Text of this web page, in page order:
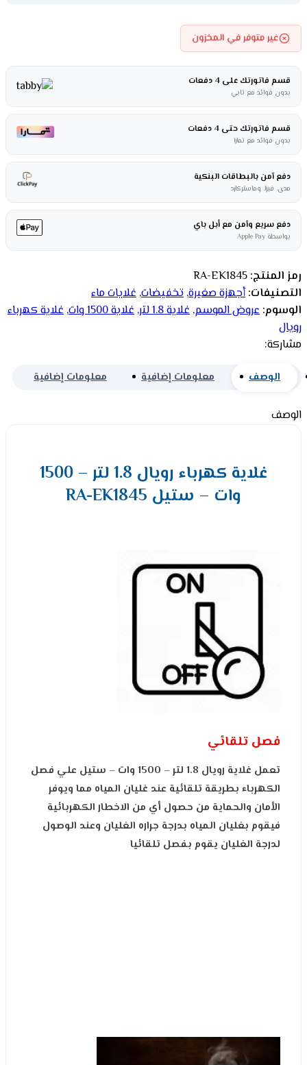
غير متوفر في المخزون
قسم فاتورتك على 4 دفعات
بدون فوائد مع تابي
قسم فاتورتك حتى 4 دفعات
بدون فوائد مع تمارا
دفع آمن بالبطاقات البنكية
مدى، فيزا، وماستركارد
دفع سريع وآمن مع أبل باي
بواسطة Apple Pay
رمز المنتج: RA-EK1845
التصنيفات: أجهزة صغيرة, تخفيضات, غلايات ماء
الوسوم: عروض الموسم, غلاية 1.8 لتر , غلاية 1500 وات , غلاية كهرباء
رويال
مشاركة:
الوصف معلومات إضافية معلومات إضافية
الوصف
غلاية كهرباء رويال 1.8 لتر – 1500
وات – ستيل RA-EK1845
فصل تلقائي
تعمل غلاية رويال 1.8 لتر – 1500 وات – ستيل علي فصل
الكهرباء بطريقة تلقائية عند غليان المياه مما ويوفر
الأمان والحماية من حصول أي من الاخطار الكهربائية
فيقوم بغليان المياه بدرجة جراره الغليان وعند الوصول
لدرجة الغليان يقوم بفصل تلقائيا